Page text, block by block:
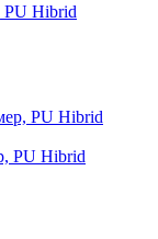
PU Hibrid
PU Hibrid